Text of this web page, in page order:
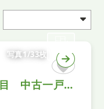
写真1/33枚
大阪市東淀川区下新庄４丁目 中古一戸建て